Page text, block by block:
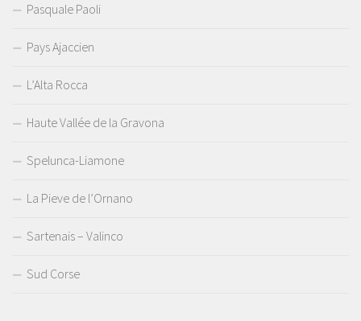
Pasquale Paoli
Pays Ajaccien
L’Alta Rocca
Haute Vallée de la Gravona
Spelunca-Liamone
La Pieve de l’Ornano
Sartenais – Valinco
Sud Corse